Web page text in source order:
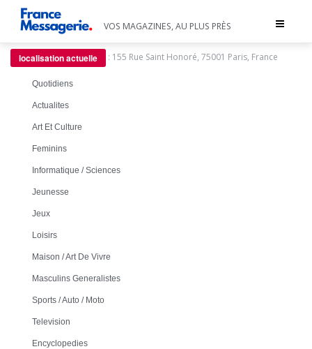
Toggle
VOS MAGAZINES, AU PLUS PRÈS
localisation actuelle : 155 Rue Saint Honoré, 75001 Paris, France
Quotidiens
Actualites
Art Et Culture
Feminins
Informatique / Sciences
Jeunesse
Jeux
Loisirs
Maison / Art De Vivre
Masculins Generalistes
Sports / Auto / Moto
Television
Encyclopedies